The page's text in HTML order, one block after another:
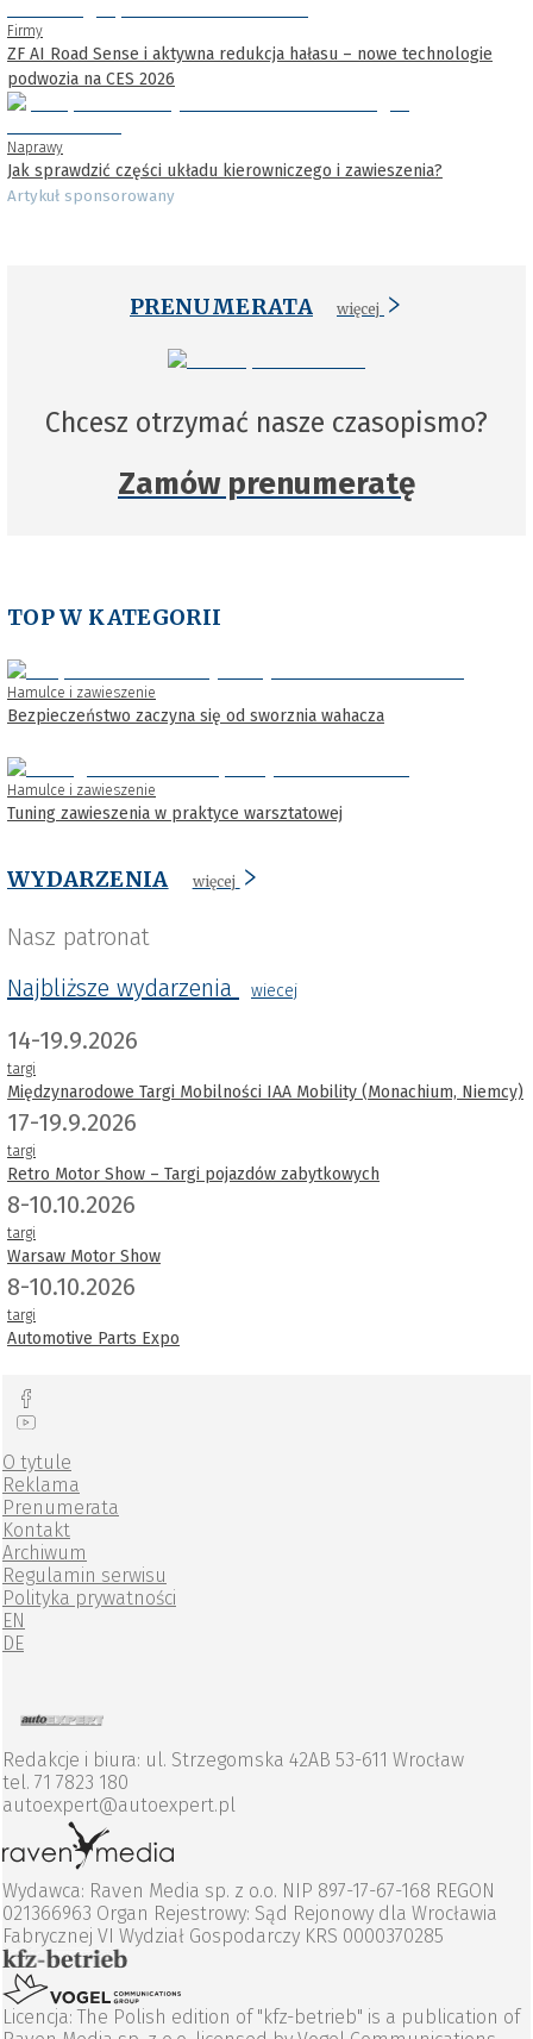
Firmy
ZF AI Road Sense i aktywna redukcja hałasu – nowe technologie
podwozia na CES 2026
Naprawy
Jak sprawdzić części układu kierowniczego i zawieszenia?
Artykuł sponsorowany
PRENUMERATA więcej
Chcesz otrzymać nasze czasopismo?
Zamów prenumeratę
TOP W KATEGORII
Hamulce i zawieszenie
Bezpieczeństwo zaczyna się od sworznia wahacza
Hamulce i zawieszenie
Tuning zawieszenia w praktyce warsztatowej
WYDARZENIA więcej
Nasz patronat
Najbliższe wydarzenia
wiecej
14-19.9.2026
targi
Międzynarodowe Targi Mobilności IAA Mobility (Monachium, Niemcy)
17-19.9.2026
targi
Retro Motor Show – Targi pojazdów zabytkowych
8-10.10.2026
targi
Warsaw Motor Show
8-10.10.2026
targi
Automotive Parts Expo
O tytule
Reklama
Prenumerata
Kontakt
Archiwum
Regulamin serwisu
Polityka prywatności
EN
DE
Redakcje i biura: ul. Strzegomska 42AB 53-611 Wrocław
tel. 71 7823 180
autoexpert@autoexpert.pl
Wydawca: Raven Media sp. z o.o. NIP 897-17-67-168 REGON
021366963 Organ Rejestrowy: Sąd Rejonowy dla Wrocławia
Fabrycznej VI Wydział Gospodarczy KRS 0000370285
Licencja: The Polish edition of "kfz-betrieb" is a publication of